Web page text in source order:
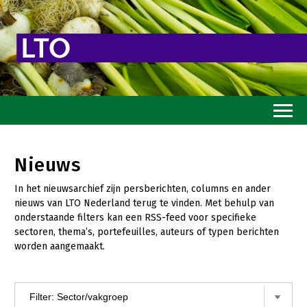
Toekomstvisie
Goed eten
Mooi groen
Sterk ondernemerschap
Nieuws
In het nieuwsarchief zijn persberichten, columns en ander
nieuws van LTO Nederland terug te vinden. Met behulp van
onderstaande filters kan een RSS-feed voor specifieke
sectoren, thema’s, portefeuilles, auteurs of typen berichten
worden aangemaakt.